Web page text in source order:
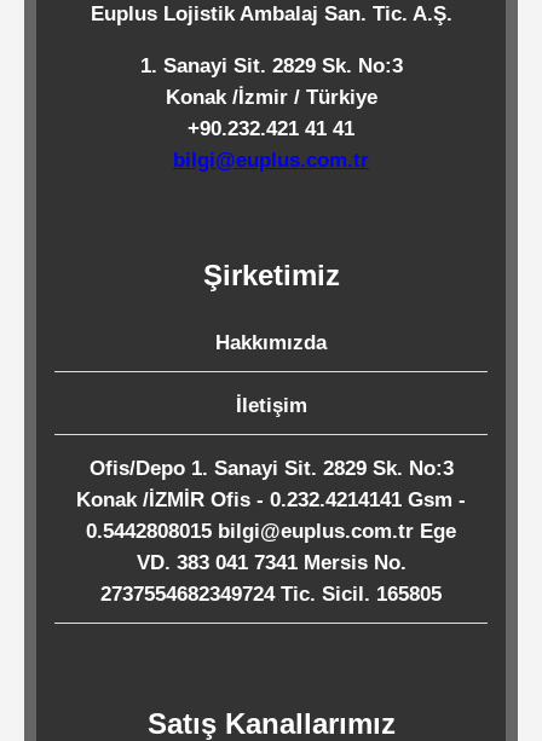
Temizlik
Kimyasalları
Endüstriyel
Temizlik
Ürünleri
Köpük
Kaseler
/
Tabaklar
Euplus Lojistik Ambalaj San. Tic. A.Ş.
1. Sanayi Sit. 2829 Sk. No:3
Konak /İzmir / Türkiye
+90.232.421 41 41
bilgi@euplus.com.tr
Şirketimiz
Hakkımızda
İletişim
Ofis/Depo 1. Sanayi Sit. 2829 Sk. No:3
Konak /İZMİR Ofis - 0.232.4214141 Gsm -
0.5442808015 bilgi@euplus.com.tr Ege
VD. 383 041 7341 Mersis No.
2737554682349724 Tic. Sicil. 165805
Satış Kanallarımız